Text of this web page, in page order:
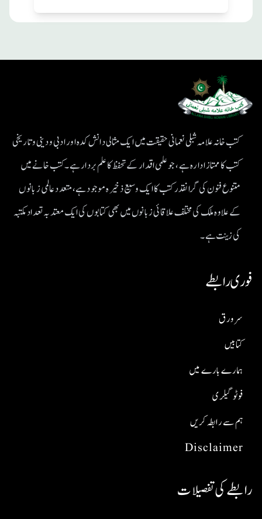
کتب خانہ علامہ شبلی نعمانی حقیقت میں ایک مثالی دانش کدہ اور ادبی ودینی و تاریخی
کتب کا ممتاز ادارہ ہے، جو علمی اقدار کے تحفظ کا علم بردار ہے۔کتب خانے میں
متنوع فنون کی گرانقدر کتب کا ایک وسیع ذخیرہ موجود ہے، متعدد عالمی زبانوں
کے علاوہ ملک کی مختلف علاقائی زبانوں میں بھی کتابوں کی ایک معتد بہ تعداد مکتبہ
کی زینت ہے۔
فوری رابطے
Disclaimer
ہم سے رابطہ کریں
فوٹو گیلری
ہمارے بارے میں
کتابیں
سر ورق
رابطے کی تفصیلات